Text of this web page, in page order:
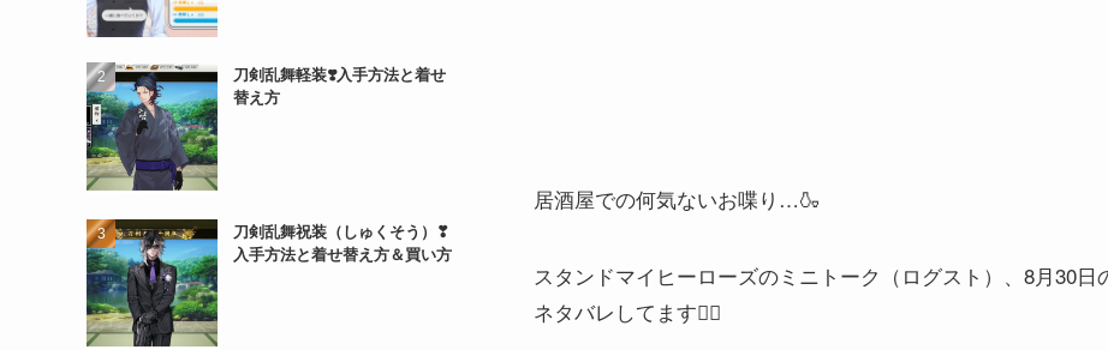
居酒屋での何気ないお喋り…🍶
スタンドマイヒーローズのミニトーク（ログスト）、8月30日
ネタバレしてます🙇‍♂️
刀剣乱舞軽装❣️入手方法と着せ
替え方
刀剣乱舞祝装（しゅくそう）❣
入手方法と着せ替え方＆買い方